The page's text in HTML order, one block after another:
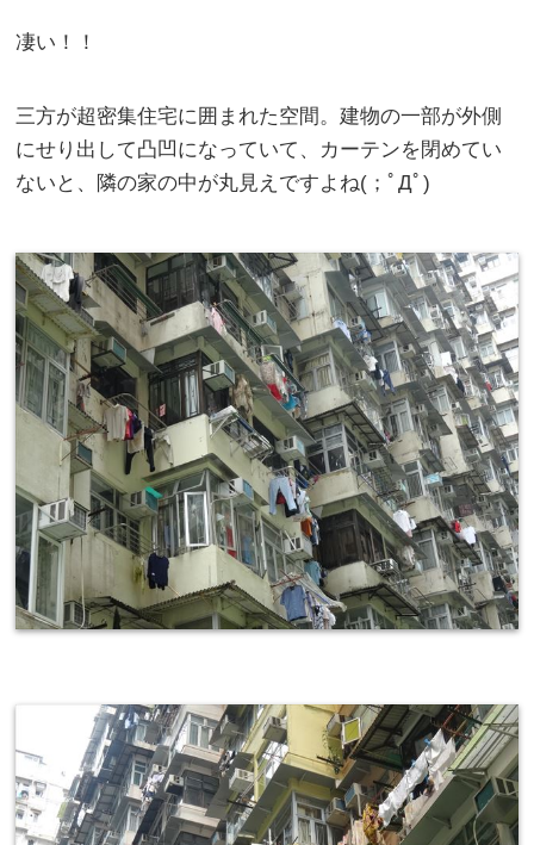
凄い！！
三方が超密集住宅に囲まれた空間。建物の一部が外側
にせり出して凸凹になっていて、カーテンを閉めてい
ないと、隣の家の中が丸見えですよね(；ﾟДﾟ)